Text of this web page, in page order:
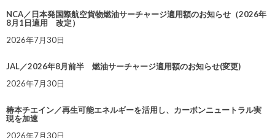
NCA／日本発国際航空貨物燃油サーチャージ適用額のお知らせ（2026年
8月1日適用 改定）
2026年7月30日
JAL／2026年8月前半 燃油サーチャージ適用額のお知らせ(変更)
2026年7月30日
椿本チエイン／再生可能エネルギーを活用し、カーボンニュートラル実
現を加速
2026年7月30日